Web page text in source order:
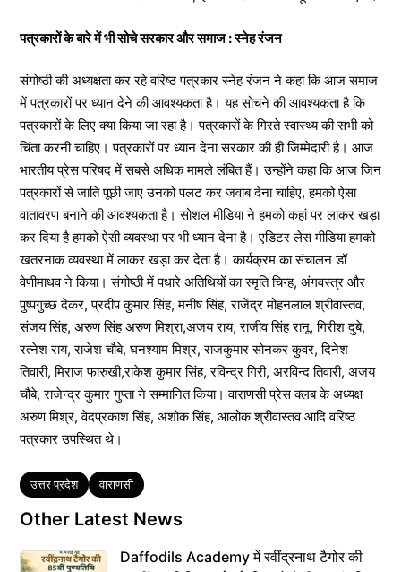
पत्रकारों के बारे में भी सोचे सरकार और समाज : स्नेह रंजन
संगोष्ठी की अध्यक्षता कर रहे वरिष्ठ पत्रकार स्नेह रंजन ने कहा कि आज समाज
में पत्रकारों पर ध्यान देने की आवश्यकता है। यह सोचने की आवश्यकता है कि
पत्रकारों के लिए क्या किया जा रहा है। पत्रकारों के गिरते स्वास्थ्य की सभी को
चिंता करनी चाहिए। पत्रकारों पर ध्यान देना सरकार की ही जिम्मेदारी है। आज
भारतीय प्रेस परिषद में सबसे अधिक मामले लंबित हैं। उन्होंने कहा कि आज जिन
पत्रकारों से जाति पूछी जाए उनको पलट कर जवाब देना चाहिए, हमको ऐसा
वातावरण बनाने की आवश्यकता है। सोशल मीडिया ने हमको कहां पर लाकर खड़ा
कर दिया है हमको ऐसी व्यवस्था पर भी ध्यान देना है। एडिटर लेस मीडिया हमको
खतरनाक व्यवस्था में लाकर खड़ा कर देता है। कार्यक्रम का संचालन डॉ
वेणीमाधव ने किया। संगोष्ठी में पधारे अतिथियों का स्मृति चिन्ह, अंगवस्त्र और
पुष्पगुच्छ देकर, प्रदीप कुमार सिंह, मनीष सिंह, राजेंद्र मोहनलाल श्रीवास्तव,
संजय सिंह, अरुण सिंह अरुण मिश्रा,अजय राय, राजीव सिंह रानू, गिरीश दुबे,
रत्नेश राय, राजेश चौबे, घनश्याम मिश्र, राजकुमार सोनकर कुवर, दिनेश
तिवारी, मिराज फारुखी,राकेश कुमार सिंह, रविन्द्र गिरी, अरविन्द तिवारी, अजय
चौबे, राजेन्द्र कुमार गुप्ता ने सम्मानित किया। वाराणसी प्रेस क्लब के अध्यक्ष
अरुण मिश्र, वेदप्रकाश सिंह, अशोक सिंह, आलोक श्रीवास्तव आदि वरिष्ठ
पत्रकार उपस्थित थे।
Tags
उत्तर प्रदेश वाराणसी
Other Latest News
Daffodils Academy में रवींद्रनाथ टैगोर की